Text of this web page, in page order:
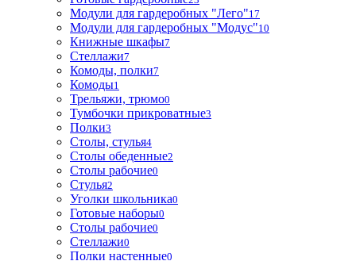
Модули для гардеробных "Лего"17
Модули для гардеробных "Модус"10
Книжные шкафы7
Стеллажи7
Комоды, полки7
Комоды1
Трельяжи, трюмо0
Тумбочки прикроватные3
Полки3
Столы, стулья4
Столы обеденные2
Столы рабочие0
Стулья2
Уголки школьника0
Готовые наборы0
Столы рабочие0
Стеллажи0
Полки настенные0